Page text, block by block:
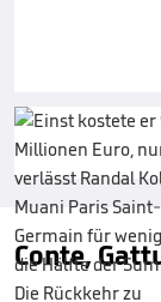
Conte,